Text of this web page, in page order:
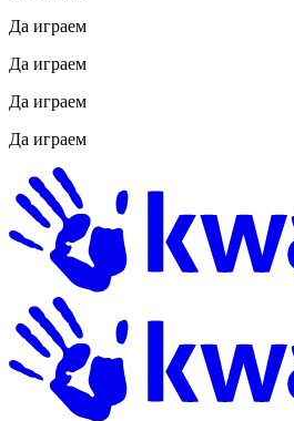
Да играем
Да играем
Да играем
Да играем